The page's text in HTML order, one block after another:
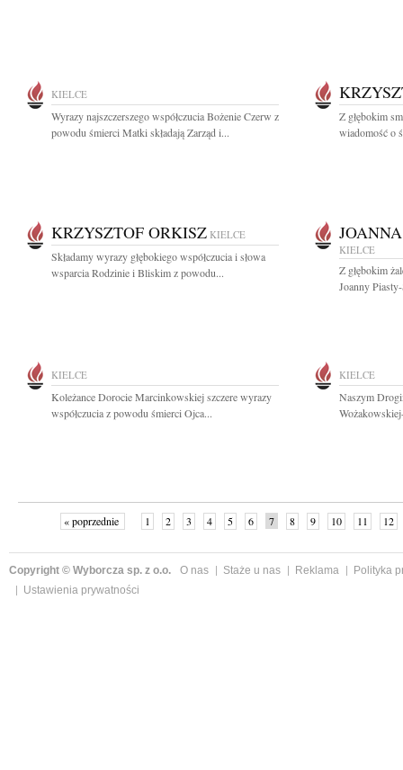
KIELCE
Wyrazy najszczerszego współczucia Bożenie Czerw z
powodu śmierci Matki składają Zarząd i...
Z głębokim
wiadomość o
KRZYSZTOF ORKISZ KIELCE
Składamy wyrazy głębokiego współczucia i słowa
wsparcia Rodzinie i Bliskim z powodu...
KIELCE
Z głębokim
Joanny
KIELCE
Koleżance Dorocie Marcinkowskiej szczere wyrazy
współczucia z powodu śmierci Ojca...
KIELCE
Naszym
« poprzednie 1 2 3 4 5 6 7 8 9 10 11 12
Copyright © Wyborcza sp. z o.o. O nas Staże u nas Reklama
Polityka
Ustawienia prywatności